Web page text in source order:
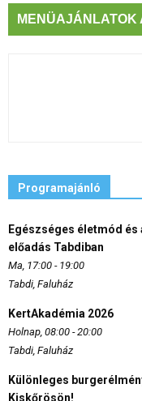
MENÜAJÁNLATOK
Programajánló
Egészséges életmód
előadás Tabdiban
Ma, 17:00 - 19:00
Tabdi, Faluház
KertAkadémia 2026
Holnap, 08:00 - 20:00
Tabdi, Faluház
Különleges
Kiskőrösön!